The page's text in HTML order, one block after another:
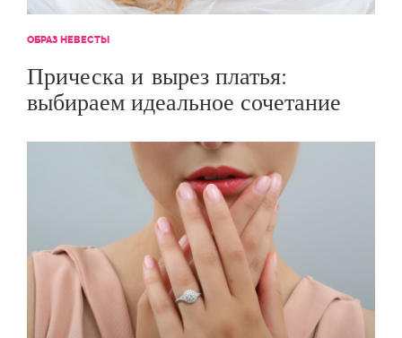
ОБРАЗ НЕВЕСТЫ
Прическа и вырез платья:
выбираем идеальное сочетание